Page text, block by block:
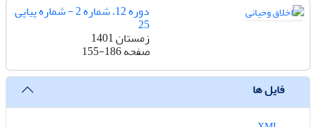
دوره 12، شماره 2 - شماره پیاپی
25
زمستان 1401
صفحه155-186
فایل ها